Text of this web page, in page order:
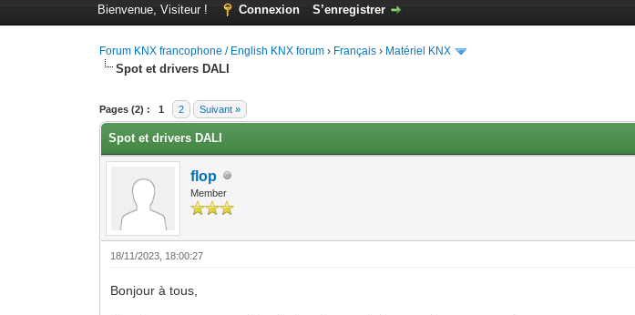
Bienvenue, Visiteur ! Connexion S’enregistrer
Forum KNX francophone / English KNX forum › Français › Matériel KNX
Spot et drivers DALI
Pages (2) : 1 2 Suivant »
Moyenne : 0 (0 vote(s))
1
2
3
4
5
Spot et drivers DALI
flop
Member
18/11/2023, 18:00:27
Bonjour à tous,